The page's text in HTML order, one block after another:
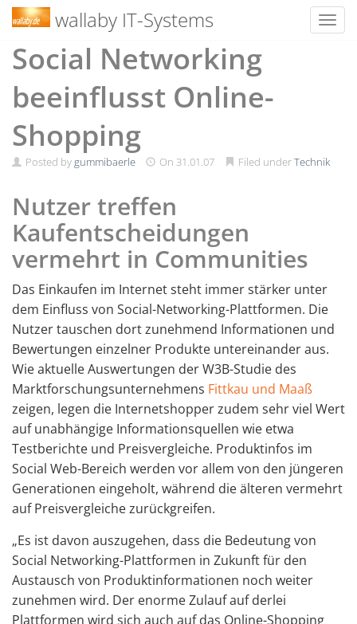
Skip
wallaby IT-Systems
Social Networking
beeinflusst Online-
Shopping
Posted bygummibaerle On 31.01.07 Filed underTechnik
Nutzer treffen
Kaufentscheidungen
vermehrt in Communities
Das Einkaufen im Internet steht immer stärker unter
dem Einfluss von Social-Networking-Plattformen. Die
Nutzer tauschen dort zunehmend Informationen und
Bewertungen einzelner Produkte untereinander aus.
Wie aktuelle Auswertungen der W3B-Studie des
Marktforschungsunternehmens Fittkau und Maaß
zeigen, legen die Internetshopper zudem sehr viel Wert
auf unabhängige Informationsquellen wie etwa
Testberichte und Preisvergleiche. Produktinfos im
Social Web-Bereich werden vor allem von den jüngeren
Generationen eingeholt, während die älteren vermehrt
auf Preisvergleiche zurückgreifen.
„Es ist davon auszugehen, dass die Bedeutung von
Social Networking-Plattformen in Zukunft für den
Austausch von Produktinformationen noch weiter
zunehmen wird. Der enorme Zulauf auf derlei
Plattformen wird sich auch auf das Online-Shopping